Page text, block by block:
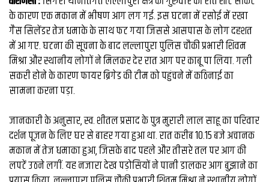
साहित्य
संस्कृति
ख़ान पान और जीवनशैली
अंतरराष्ट्रीय
व्यापार
मौसम
के कारण एक मकान में भीषण आग लग गई. इस घटना में रसोई में रखा
गैस सिलेंडर तेज धमाके के साथ फट गया जिससे आसपास के लोग दहशत
में आ गए. घटना की सूचना के बाद लल्लापुरा पुलिस चौकी प्रभारी शिवम
मिश्रा और स्थानीय लोगों ने मिलकर देर रात आग पर काबू पा लिया. गली
सकरी होने के कारण फायर ब्रिगेड की टीम को पहुंचने में कठिनाई का
सामना करना पड़ा.
जानकारी के अनुसार, स्व. शीतल प्रसाद के पुत्र मुरारी लाल साहू का परिवार
दर्शन पूजन के लिए घर से बाहर गया हुआ था. रात करीब 10.15 बजे अचानक
मकान में तेज धमाका हुआ, जिसके बाद पहले और तीसरे तल पर आग की
लपटें उठने लगीं. यह नजारा देख पड़ोसियों ने पानी डालकर आग बुझाने का